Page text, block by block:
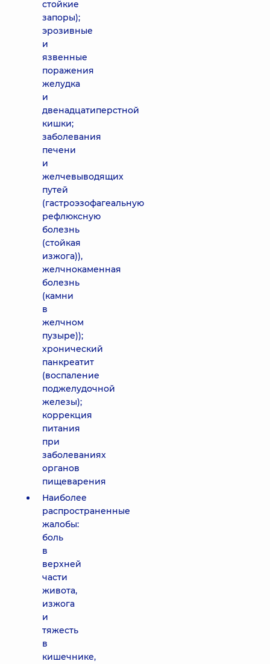
стойкие
запоры);
эрозивные
и
язвенные
поражения
желудка
и
двенадцатиперстной
кишки;
заболевания
печени
и
желчевыводящих
путей
(гастроэзофагеальную
рефлюксную
болезнь
(стойкая
изжога)),
желчнокаменная
болезнь
(камни
в
желчном
пузыре));
хронический
панкреатит
(воспаление
поджелудочной
железы);
коррекция
питания
при
заболеваниях
органов
пищеварения
Наиболее
распространенные
жалобы:
боль
в
верхней
части
живота,
изжога
и
тяжесть
в
кишечнике,